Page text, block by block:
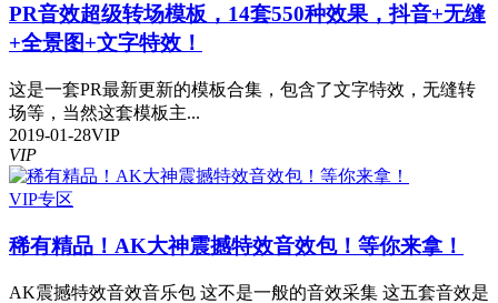
PR音效超级转场模板，14套550种效果，抖音+无缝
+全景图+文字特效！
这是一套PR最新更新的模板合集，包含了文字特效，无缝转
场等，当然这套模板主...
2019-01-28VIP
VIP
VIP专区
稀有精品！AK大神震撼特效音效包！等你来拿！
AK震撼特效音效音乐包 这不是一般的音效采集 这五套音效是